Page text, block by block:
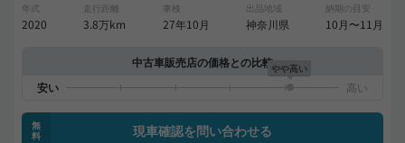
年式
2020
走行距離
3.8万km
車検
27年10月
出品地域
神奈川県
納期の目安
10月〜11月
中古車販売店の価格との比較やや高い
無
料
現車確認を問い合わせる